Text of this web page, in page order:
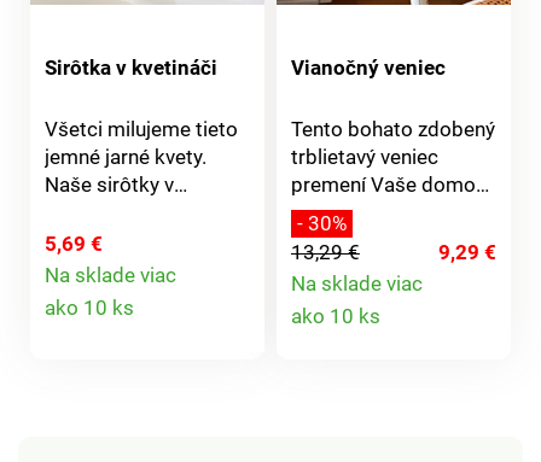
Sirôtka v kvetináči
Všetci milujeme tieto
jemné jarné kvety.
Naše sirôtky v
nerozoznanie od
pravých a zostanú
stále v plnom kvete.
5,69 €
Na sklade viac
ako 10 ks
Vianočný veniec
Tento bohato zdobený
trblietavý veniec
premení Vaše domové
dvere na slávnostnú
vianočnú bránu.
- 30%
13,29 €
9,29 €
Na sklade viac
ako 10 ks